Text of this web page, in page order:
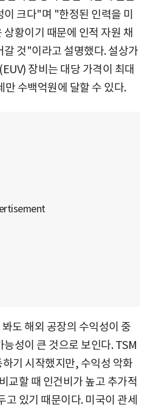
크다"며 "한정된 인력을 미
황이기 때문에 인적 자원 채
것"이라고 설명했다. 설상가
장비는 대당 가격이 최대
수백억원에 달할 수 있다.
도 해외 공장의 수익성이 중
성이 큰 것으로 보인다. TSM
기 시작했지만, 수익성 악화
교할 때 인건비가 높고 추가적
고 있기 때문이다. 미국이 관세